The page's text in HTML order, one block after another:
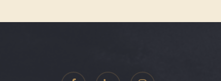
facebook linkedin instagram